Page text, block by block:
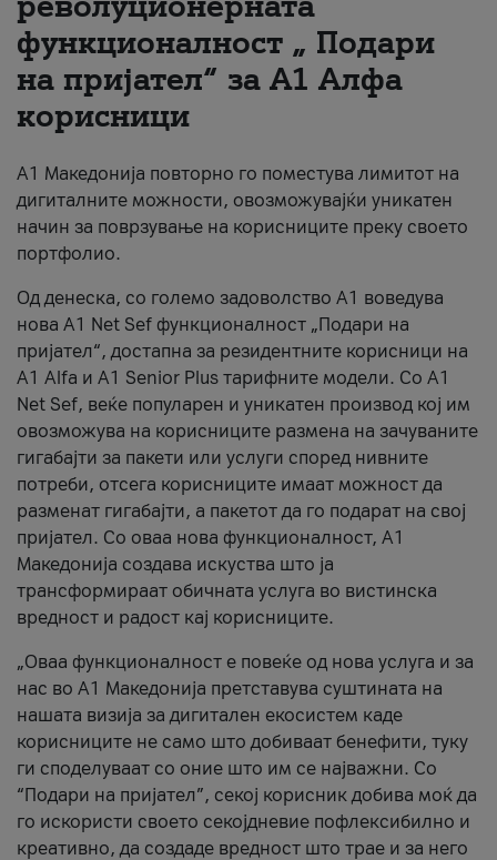
За нас
#ПодобарОнлајн
функционалност „ Подари
на пријател“ за А1 Алфа
корисници
А1 Македонија повторно го поместува лимитот на
дигиталните можности, овозможувајќи уникатен
начин за поврзување на корисниците преку своето
портфолио.
Од денеска, со големо задоволство А1 воведува
нова A1 Net Sef функционалност „Подари на
пријател“, достапна за резидентните корисници на
А1 Alfa и A1 Senior Plus тарифните модели. Со A1
Net Sef, веќе популарен и уникатен производ кој им
овозможува на корисниците размена на зачуваните
гигабајти за пакети или услуги според нивните
потреби, отсега корисниците имаат можност да
разменат гигабајти, а пакетот да го подарат на свој
пријател. Со оваа нова функционалност, А1
Македонија создава искуства што ја
трансформираат обичната услуга во вистинска
вредност и радост кај корисниците.
„Оваа функционалност е повеќе од нова услуга и за
нас во А1 Македонија претставува суштината на
нашата визија за дигитален екосистем каде
корисниците не само што добиваат бенефити, туку
ги споделуваат со оние што им се најважни. Со
“Подари на пријател”, секој корисник добива моќ да
го искористи своето секојдневие пофлексибилно и
креативно, да создаде вредност што трае и за него